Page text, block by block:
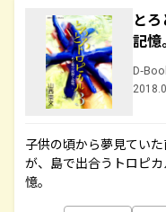
と
記
D-
子供の頃から夢見てい
が、島で出合うトロピ
憶。